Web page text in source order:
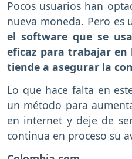
Pocos usuarios han
nueva moneda. Pero es
el software que se
eficaz para trabajar
tiende a asegurar la
Lo que hace falta en
un método para
en internet y deje de
continua en proceso su